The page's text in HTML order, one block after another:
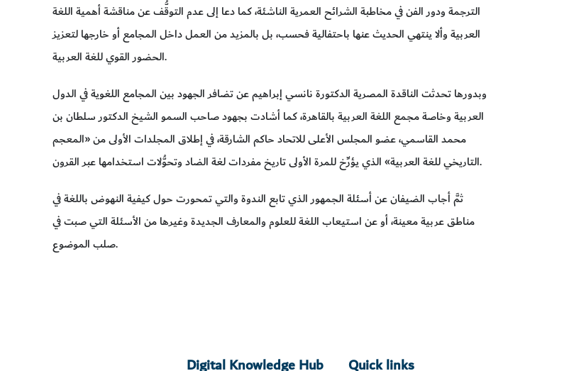
الترجمة ودور الفن في مخاطبة الشرائح العمرية الناشئة، كما دعا إلى عدم التوقُّف عن مناقشة أهمية اللغة
العربية وألا ينتهي الحديث عنها باحتفالية فحسب، بل بالمزيد من العمل داخل المجامع أو خارجها لتعزيز
الحضور القوي للغة العربية.
وبدورها تحدثت الناقدة المصرية الدكتورة نانسي إبراهيم عن تضافر الجهود بين المجامع اللغوية في الدول
العربية وخاصة مجمع اللغة العربية بالقاهرة، كما أشادت بجهود صاحب السمو الشيخ الدكتور سلطان بن
محمد القاسمي، عضو المجلس الأعلى للاتحاد حاكم الشارقة، في إطلاق المجلدات الأولى من «المعجم
التاريخي للغة العربية» الذي يؤرِّخ للمرة الأولى تاريخ مفردات لغة الضاد وتحوُّلات استخدامها عبر القرون.
ثمَّ أجاب الضيفان عن أسئلة الجمهور الذي تابع الندوة والتي تمحورت حول كيفية النهوض باللغة في
مناطق عربية معينة، أو عن استيعاب اللغة للعلوم والمعارف الجديدة وغيرها من الأسئلة التي صبت في
صلب الموضوع.
Digital Knowledge Hub Quick links